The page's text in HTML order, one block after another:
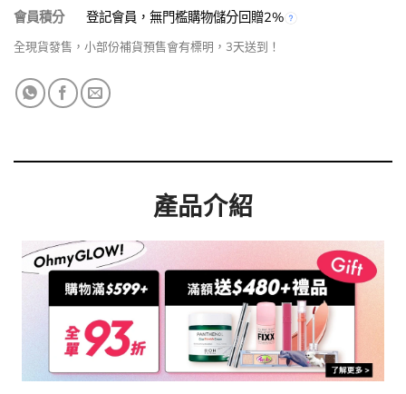
會員積分
登記會員，無門檻購物儲分回贈2%
全現貨發售，小部份補貨預售會有標明，3天送到！
產品介紹